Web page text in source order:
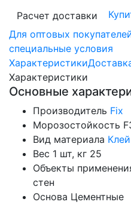
Расчет доставки
Для оптовых
специальные условия
Характеристики
Характеристики
Основные
Производитель Fix
Морозостойкость
Вид материала
Вес 1 шт, кг 25
Объекты
стен
Основа Цементные